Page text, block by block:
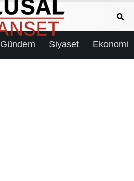
Gündem Siyaset Ekonomi